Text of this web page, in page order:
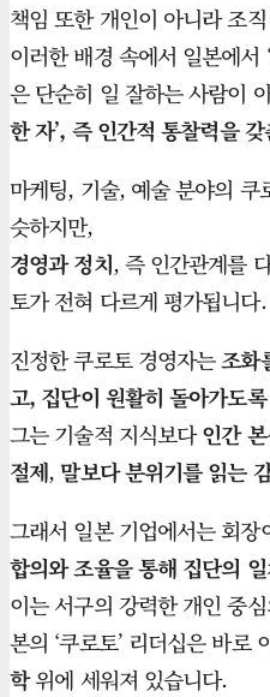
책임 또한 개인이 아니라 조
이러한 배경 속에서 일본에서
은 단순히 일 잘하는 사람이
한 자’, 즉 인간적 통찰력을
마케팅, 기술, 예술 분야의 쿠
슷하지만,
경영과 정치, 즉 인간관계를
토가 전혀 다르게 평가됩니다.
진정한 쿠로토 경영자는조화
고, 집단이 원활히 돌아가도
그는 기술적 지식보다인간
절제,말보다 분위기를 읽는
그래서 일본 기업에서는 회
합의와 조율을 통해 집단의
이는 서구의 강력한 개인 중
본의 ‘쿠로토’ 리더십은 바로
학위에 세워져 있습니다.